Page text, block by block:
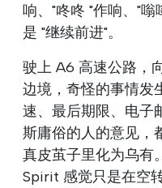
响、"咚咚 "作响、"
是 "继续前进"。
驶上 A6 高速公路，
边境，奇怪的事情发
速、最后期限、电子
斯庸俗的人的意见，
真皮茧子里化为乌有
Spirit 感觉只是在空